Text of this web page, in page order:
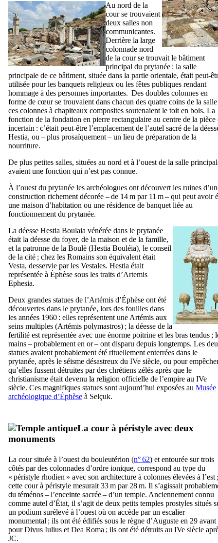
Au nord de la
cour se trouvaient
deux salles non
communicantes.
Derrière la large
colonnade nord
de la cour se trouvait le bâtiment
principal du prytanée : la salle
principale de ce bâtiment, située dans la partie orientale, était peut-
utilisée pour les banquets religieux ou les fêtes publiques rendant
hommage à des personnes importantes. Des doubles colonnes en
forme de cœur se trouvaient dans chacun des quatre coins de la salle
ces colonnes à chapiteaux composites soutenaient le toit en bois. La
fonction de la fondation en pierre rectangulaire au centre de la pièce
incertain : c’était peut-être l’emplacement de l’autel sacré de la
Hestia, ou – plus prosaïquement – un lieu de préparation de la
nourriture.
De plus petites salles, situées au nord et à l’ouest de la salle
avaient une fonction qui n’est pas connue.
À l’ouest du prytanée les archéologues ont découvert les ruines
construction richement décorée – de 14 m par 11 m – qui peut avoir
une maison d’habitation ou une résidence de banquet liée au
fonctionnement du prytanée.
La déesse Hestia Boulaia vénérée dans le prytanée
était la déesse du foyer, de la maison et de la famille,
et la patronne de la Boulè (Hestia Bouléia), le conseil
de la cité ; chez les Romains son équivalent était
Vesta, desservie par les Vestales. Hestia était
représentée à Éphèse sous les traits d’Artemis
Ephesia.
Deux grandes statues de l’Artémis d’Éphèse ont été
découvertes dans le prytanée, lors des fouilles dans
les années 1960 : elles représentent une Artémis aux
seins multiples (Artémis polymastros) ; la déesse de la
fertilité est représentée avec une énorme poitrine et les bras tendus ;
mains – probablement en or – ont disparu depuis longtemps. Les
statues avaient probablement été rituellement enterrées dans le
prytanée, après le séisme désastreux du IVe siècle, ou pour
qu’elles fussent détruites par des chrétiens zélés après que le
christianisme était devenu la religion officielle de l’empire au IVe
siècle. Ces magnifiques statues sont aujourd’hui exposées au Musée
archéologique d’Éphèse à Selçuk.
La cour à péristyle avec deux
monuments
La cour située à l’ouest du bouleutérion (n° 62) et entourée sur trois
côtés par des colonnades d’ordre ionique, correspond au type du
« péristyle rhodien » avec son architecture à colonnes élevées à l’est ;
cette cour à péristyle mesurait 33 m par 28 m. Il s’agissait
du téménos – l’enceinte sacrée – d’un temple. Anciennement connu
comme autel d’État, il s’agit de deux petits temples prostyles situés
un podium surélevé à l’ouest où on accède par un escalier
monumental ; ils ont été édifiés sous le règne d’Auguste en 29 avant
pourDivus Iulius et Dea Roma ; ils ont été détruits au IVe siècle
JC.